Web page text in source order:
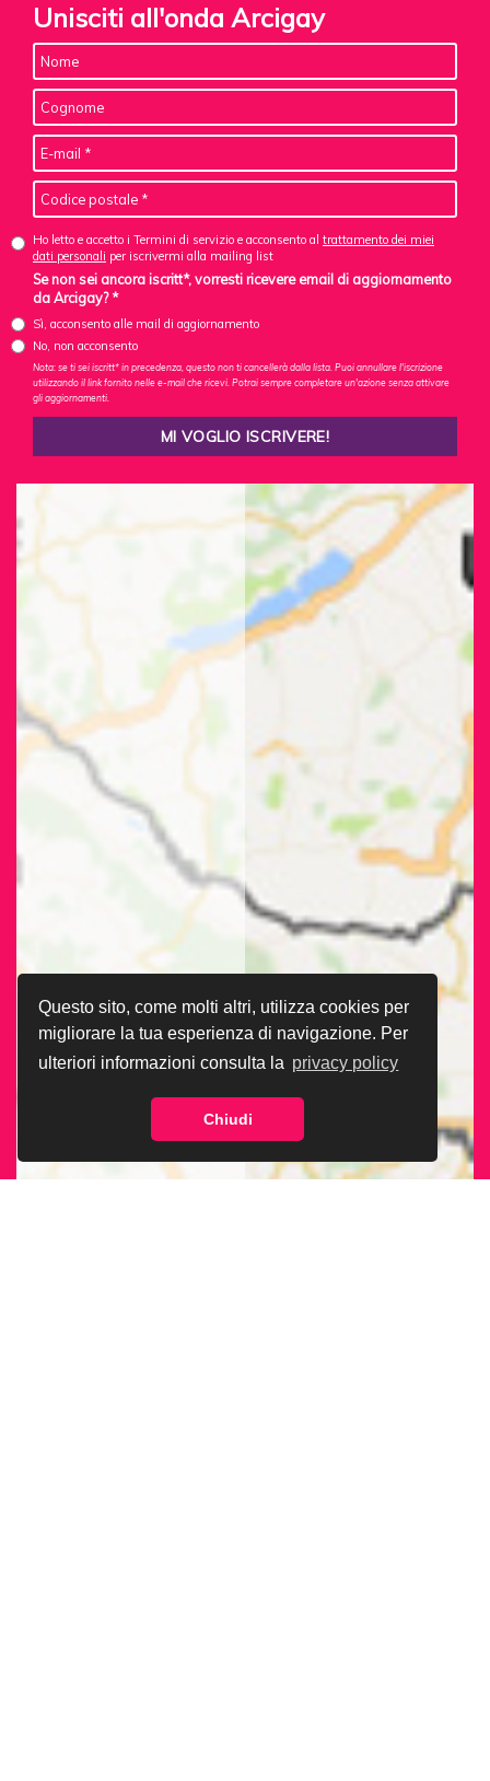
Questo sito, come molti altri, utilizza cookies per
migliorare la tua esperienza di navigazione. Per
ulteriori informazioni consulta la privacy policy
Chiudi
Unisciti all'onda Arcigay
Ho letto e accetto i Termini di servizio e acconsento al trattamento dei miei
dati personali per iscrivermi alla mailing list
Se non sei ancora iscritt*, vorresti ricevere email di aggiornamento
da Arcigay? *
Sì, acconsento alle mail di aggiornamento
No, non acconsento
Nota: se ti sei iscritt* in precedenza, questo non ti cancellerà dalla lista. Puoi annullare l'iscrizione
utilizzando il link fornito nelle e-mail che ricevi. Potrai sempre completare un'azione senza attivare
gli aggiornamenti.